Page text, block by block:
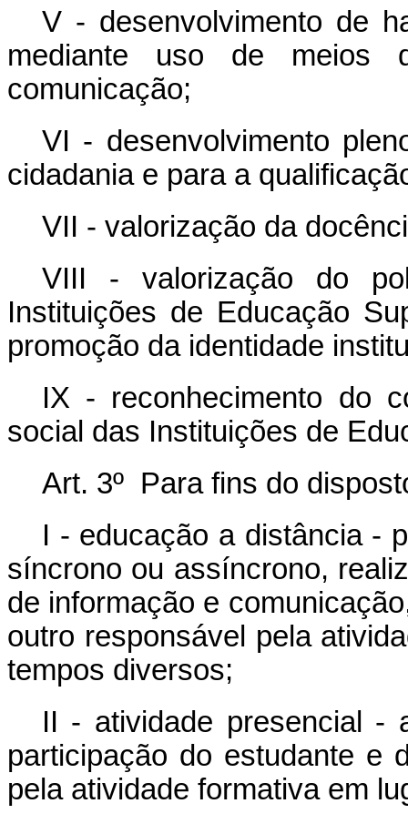
V - desenvolvimento de
mediante uso de meios
comunicação;
VI - desenvolvimento
cidadania e para a
VII - valorização da
VIII - valorização do
Instituições de Educação
promoção da identidade
IX - reconhecimento do
social das Instituições de
Art. 3º Para fins do
I - educação a distância -
síncrono ou assíncrono,
de informação e
outro responsável pela
tempos diversos;
II - atividade presencial -
participação do estudante e
pela atividade formativa em